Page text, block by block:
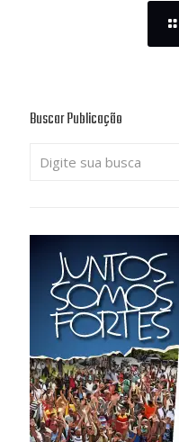
Buscar Publicação